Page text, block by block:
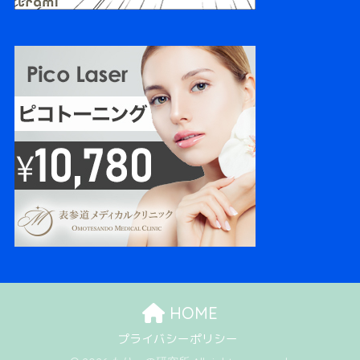
HOME
プライバシーポリシー